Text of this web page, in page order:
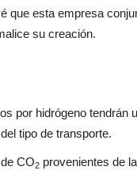
que esta empresa
su creación.
por hidrógeno tendrán
tipo de transporte.
CO2 provenientes de